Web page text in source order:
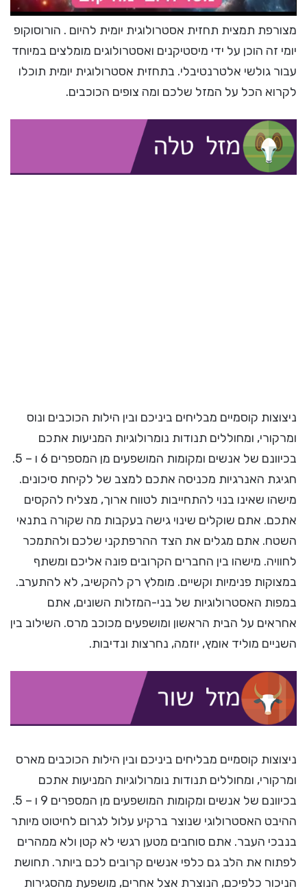
מצורפת תמצית תחזית אסטרולוגית יומית להיום . הורוסוקופ
יומי זה הוכן על ידי מיסטיקנים ואסטרולוגים מומלצים במיוחד
עבור גולשי אלטרנטיבלי. בתחזית אסטרולוגית יומית תוכלו
לקרוא הכל על המזל שלכם ומה צופים הכוכבים.
ניצוצות קוסמיים מבליחים ביניכם ובין הילות הכוכבים ונוס
ומרקורי, ומחוללים תנודות נומרולוגיות המניעות אתכם
בכיוונם של אנשים ומקומות המושפעים מן המספרים 6 ו – 5.
חגיגת האנרגיות מכניסה אתכם למצב של לקיחת סיכונים.
מישהו שאינו בנוי להתחייבות לטווח ארוך, מצליח להקסים
אתכם. אתם שוקלים שינוי גישה בעקבות מה שקורה בתנאי
השטח. אתם מגלים את הצד ההרפתקני שלכם ולהתמכר
לחוויה. מישהו בין החברים הקרובים פונה אליכם ומשתף
במצוקות פנימיות וקשיים. מומלץ רק להקשיב, לא להתערב.
במפות האסטרולוגיות של בני-המזלות השונים, אתם
אחראים על הבית הראשון ומושפעים מכוכב מרס. השילוב בין
השניים מוליד אומץ, יוזמה, נחרצות ונדיבות.
ניצוצות קוסמיים מבליחים ביניכם ובין הילות הכוכבים מארס
ומרקורי, ומחוללים תנודות נומרולוגיות המניעות אתכם
בכיוונם של אנשים ומקומות המושפעים מן המספרים 9 ו – 5.
ההיבט האסטרולוגי שנוצר ברקיע עלול לגרום לחיטוט מיותר
בנבכי העבר. אתם סוחבים מטען רגשי לא קטן ולא ממהרים
לפתוח את הלב גם כלפי אנשים קרובים לכם ביותר. תחושת
הניכור כלפיכם, הנוצרת אצל אחרים, מושפעת מהסגירות